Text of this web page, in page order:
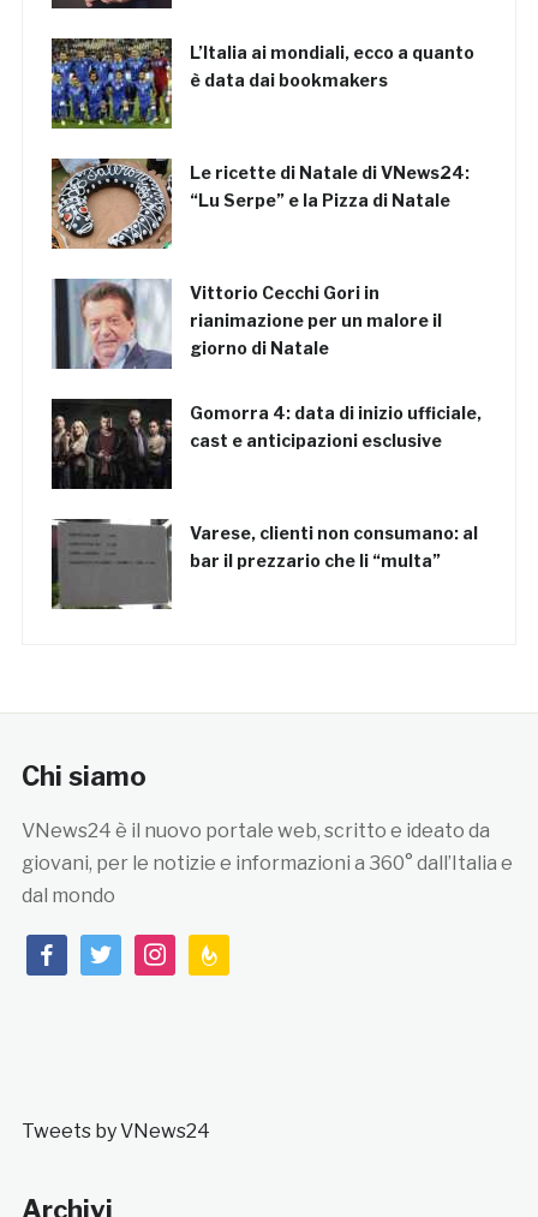
L’Italia ai mondiali, ecco a quanto
è data dai bookmakers
Le ricette di Natale di VNews24:
“Lu Serpe” e la Pizza di Natale
Vittorio Cecchi Gori in
rianimazione per un malore il
giorno di Natale
Gomorra 4: data di inizio ufficiale,
cast e anticipazioni esclusive
Varese, clienti non consumano: al
bar il prezzario che li “multa”
Chi siamo
VNews24 è il nuovo portale web, scritto e ideato da
giovani, per le notizie e informazioni a 360° dall’Italia e
dal mondo
facebooktwitterinstagramfeedburner
Tweets by VNews24
Archivi